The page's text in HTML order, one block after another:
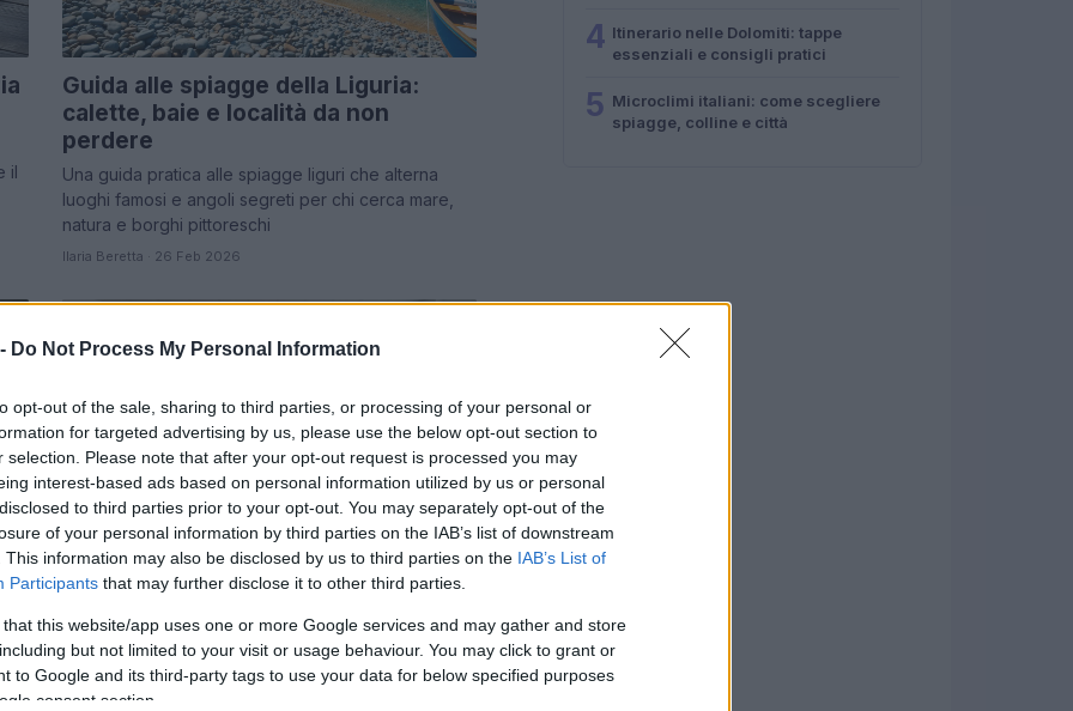
Do Not Process My Personal Information
opt-out of the sale, sharing to third parties, or processing of your personal or
for targeted advertising by us, please use the below opt-out section to
selection. Please note that after your opt-out request is processed you may
interest-based ads based on personal information utilized by us or personal
to third parties prior to your opt-out. You may separately opt-out of the
of your personal information by third parties on the IAB’s list of downstream
This information may also be disclosed by us to third parties on the IAB’s List of
Participants that may further disclose it to other third parties.
that this website/app uses one or more Google services and may gather and store
but not limited to your visit or usage behaviour. You may click to grant or
to Google and its third-party tags to use your data for below specified purposes
consent section.
il
Guida alle spiagge della Liguria:
calette, baie e località da non
perdere
Una guida pratica alle spiagge liguri che alterna
luoghi famosi e angoli segreti per chi cerca mare,
natura e borghi pittoreschi
Ilaria Beretta · 26 Feb 2026
e
Dati societari e sedi di Giunti al
Punto S.p.A.
Tutti i riferimenti essenziali di Giunti al Punto S.p.A.:
sedi, dati fiscali e registro imprese riassunti in modo
chiaro
4 Itinerario nelle Dolomiti: tappe
essenziali e consigli pratici
5 Microclimi italiani: come scegliere
spiagge, colline e città